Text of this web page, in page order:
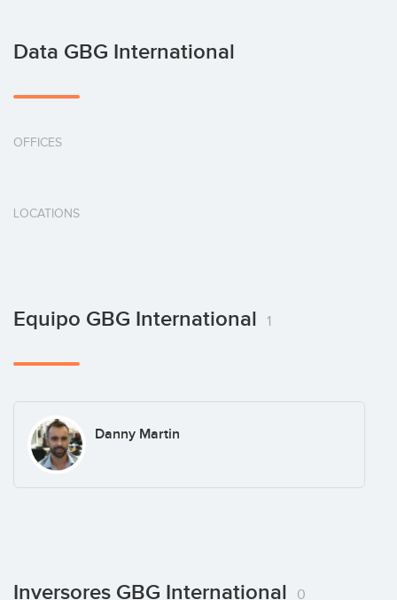
Data GBG International
OFFICES
LOCATIONS
Equipo GBG International 1
Danny Martin
Inversores GBG International 0